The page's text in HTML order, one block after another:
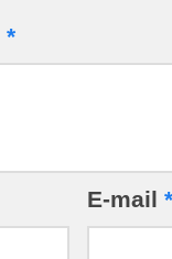
*
E-mail *